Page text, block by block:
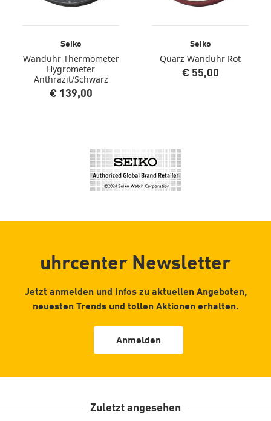
Seiko
Wanduhr Thermometer
Hygrometer
Anthrazit/Schwarz
€ 139,00
Seiko
Quarz Wanduhr Rot
€ 55,00
uhrcenter Newsletter
Jetzt anmelden und Infos zu aktuellen Angeboten,
neuesten Trends und tollen Aktionen erhalten.
Anmelden
Zuletzt angesehen